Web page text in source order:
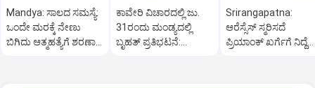
Mandya: ಸಾಲದ ಸಮಸ್ಯೆ:
ಒಂದೇ ಮರಕ್ಕೆ ನೇಣು
ಬಿಗಿದು ಆತ್ಮಹತ್ಯೆಗೆ ಶರಣಾದ
ಕಾವೇರಿ ವಿಚಾರದಲ್ಲಿ ಜು.
31ರಂದು ಮಂಡ್ಯದಲ್ಲಿ
ಬೃಹತ್ ಪ್ರತಿಭಟನೆ:
Srirangapatna:
ಆರೆಸ್ಸೆಸ್‌ ಸ್ಮರಿಸದೆ
ಪ್ರಿಯಾಂಕ್‌ ಖರ್ಗೆಗೆ ನಿದ್ದೆ